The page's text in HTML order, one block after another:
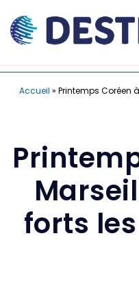
Accueil » Printemps Coréen
forts